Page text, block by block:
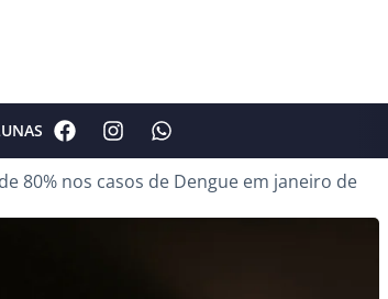
80% nos casos de Dengue em janeiro de